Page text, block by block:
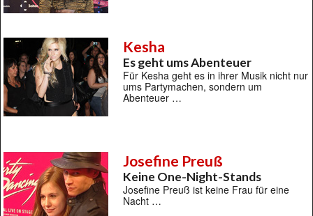
Kesha
Es geht ums Abenteuer
Für Kesha geht es in ihrer Musik nicht nur
ums Partymachen, sondern um
Abenteuer …
Josefine Preuß
Keine One-Night-Stands
Josefine Preuß ist keine Frau für eine
Nacht …